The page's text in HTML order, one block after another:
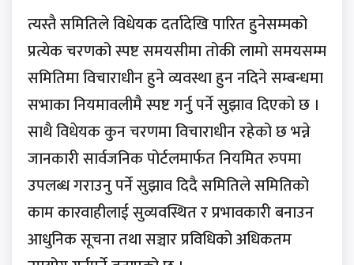
त्यस्तै समितिले विधेयक दर्तादेखि पारित हुनेसम्मको
प्रत्येक चरणको स्पष्ट समयसीमा तोकी लामो समयसम्म
समितिमा विचाराधीन हुने व्यवस्था हुन नदिने सम्बन्धमा
सभाका नियमावलीमै स्पष्ट गर्नु पर्ने सुझाव दिएको छ ।
साथै विधेयक कुन चरणमा विचाराधीन रहेको छ भन्ने
जानकारी सार्वजनिक पोर्टलमार्फत नियमित रुपमा
उपलब्ध गराउनु पर्ने सुझाव दिदै समितिले समितिको
काम कारवाहीलाई सुव्यवस्थित र प्रभावकारी बनाउन
आधुनिक सूचना तथा सञ्चार प्रविधिको अधिकतम